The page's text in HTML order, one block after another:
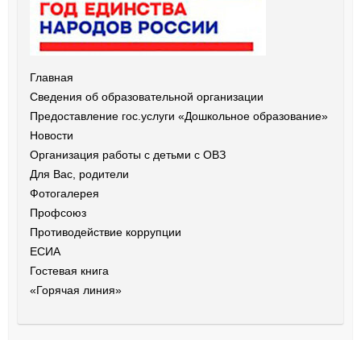
Главная
Сведения об образовательной организации
Предоставление гос.услуги «Дошкольное образование»
Новости
Организация работы с детьми с ОВЗ
Для Вас, родители
Фотогалерея
Профсоюз
Противодействие коррупции
ЕСИА
Гостевая книга
«Горячая линия»